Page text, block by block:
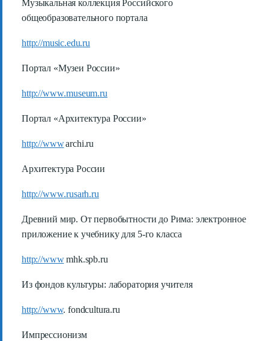
Музыкальная коллекция Российского
общеобразовательного портала
http://music.edu.ru
Портал «Музеи России»
http://www.museum.ru
Портал «Архитектура России»
http://wwwarchi.ru
Архитектура России
http://www.rusarh.ru
Древний мир. От первобытности до Рима: электронное
приложение к учебнику для 5-го класса
http://www mhk.spb.ru
Из фондов культуры: лаборатория учителя
http://www. fondcultura.ru
Импрессионизм